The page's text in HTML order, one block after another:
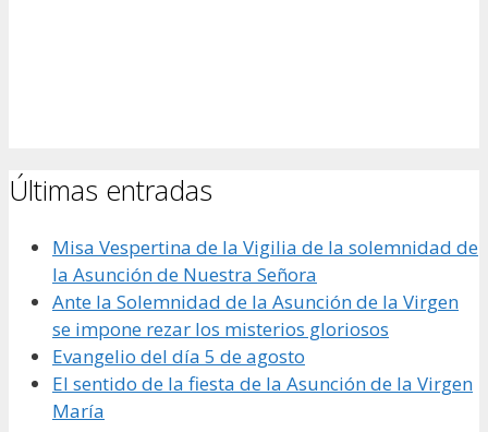
Últimas entradas
Misa Vespertina de la Vigilia de la solemnidad de
la Asunción de Nuestra Señora
Ante la Solemnidad de la Asunción de la Virgen
se impone rezar los misterios gloriosos
Evangelio del día 5 de agosto
El sentido de la fiesta de la Asunción de la Virgen
María